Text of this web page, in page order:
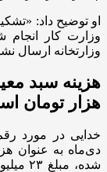
او توضیح داد:
وزارت کار انجام
وزارتخانه ارسال
هزار تومان
خدایی در مورد